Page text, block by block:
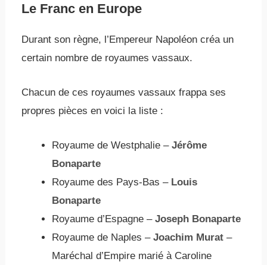
Le Franc en Europe
Durant son règne, l’Empereur Napoléon créa un
certain nombre de royaumes vassaux.
Chacun de ces royaumes vassaux frappa ses
propres pièces en voici la liste :
Royaume de Westphalie –Jérôme
Bonaparte
Royaume des Pays-Bas – Louis
Bonaparte
Royaume d’Espagne –Joseph Bonaparte
Royaume de Naples –Joachim Murat –
Maréchal d’Empire marié à Caroline